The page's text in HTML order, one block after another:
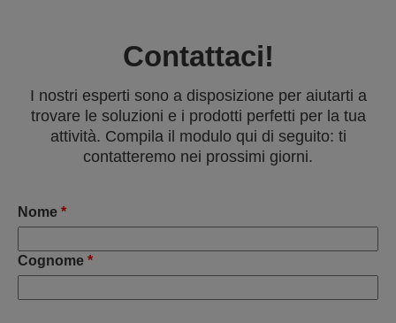
Contattaci!
I nostri esperti sono a disposizione per aiutarti a
trovare le soluzioni e i prodotti perfetti per la tua
attività. Compila il modulo qui di seguito: ti
contatteremo nei prossimi giorni.
Nome *
Cognome *